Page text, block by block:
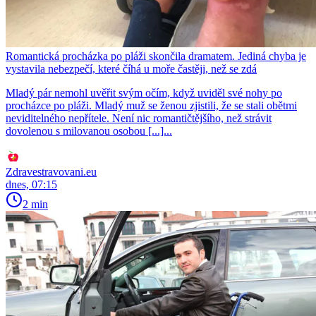
Romantická procházka po pláži skončila dramatem. Jediná chyba je
vystavila nebezpečí, které číhá u moře častěji, než se zdá
Mladý pár nemohl uvěřit svým očím, když uviděl své nohy po
procházce po pláži. Mladý muž se ženou zjistili, že se stali obětmi
neviditelného nepřítele. Není nic romantičtějšího, než strávit
dovolenou s milovanou osobou [...]...
Zdravestravovani.eu
dnes, 07:15
2 min